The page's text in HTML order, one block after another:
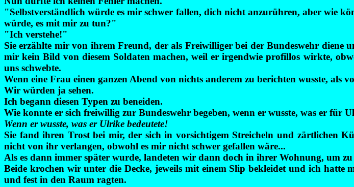
"Selbstverständlich würde es mirschwer fallen, dich nicht anzurühren, aber wie
würde, es mit mir zu tun?"
"Ich verstehe!"
Sie erzählte mir von ihrem Freund, der als Freiwilliger bei der Bundeswehr
mir kein Bild von diesem Soldaten machen, weil er irgendwie profillos wirkte,
uns schwebte.
Wenn eine Frau einen ganzen Abend von nichts anderem zu berichten wusste, als
Wir würden ja sehen.
Ich begann diesen Typen zu beneiden.
Wie konnte er sich freiwillig zur Bundeswehr begeben, wenn er wusste, was er für
Wenn er wusste, was er Ulrike bedeutete!
Sie fand ihren Trost bei mir, der sich in vorsichtigem Streicheln und zärtlichen
nicht von ihr verlangen, obwohl es mir nicht schwer gefallen wäre...
Als es dann immer später wurde, landeten wir dann doch in ihrer Wohnung, um
Beide krochen wir unter die Decke, jeweils mit einem Slip bekleidet und ich
und fest in den Raum ragten.